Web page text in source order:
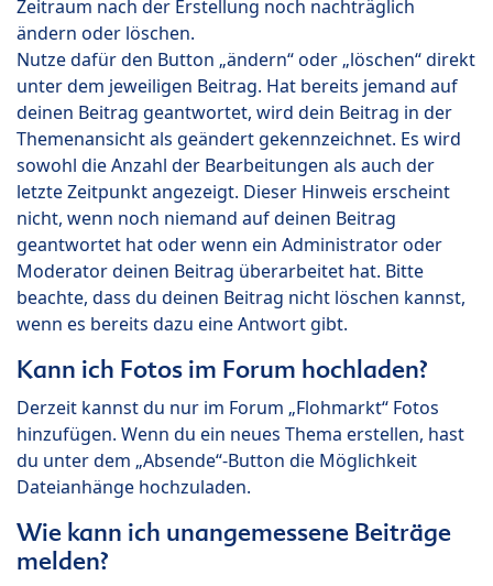
Zeitraum nach der Erstellung noch nachträglich
ändern oder löschen.
Nutze dafür den Button „ändern“ oder „löschen“ direkt
unter dem jeweiligen Beitrag. Hat bereits jemand auf
deinen Beitrag geantwortet, wird dein Beitrag in der
Themenansicht als geändert gekennzeichnet. Es wird
sowohl die Anzahl der Bearbeitungen als auch der
letzte Zeitpunkt angezeigt. Dieser Hinweis erscheint
nicht, wenn noch niemand auf deinen Beitrag
geantwortet hat oder wenn ein Administrator oder
Moderator deinen Beitrag überarbeitet hat. Bitte
beachte, dass du deinen Beitrag nicht löschen kannst,
wenn es bereits dazu eine Antwort gibt.
Kann ich Fotos im Forum hochladen?
Derzeit kannst du nur im Forum „Flohmarkt“ Fotos
hinzufügen. Wenn du ein neues Thema erstellen, hast
du unter dem „Absende“-Button die Möglichkeit
Dateianhänge hochzuladen.
Wie kann ich unangemessene Beiträge
melden?